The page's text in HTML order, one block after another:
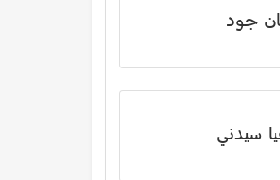
جود
سيدني